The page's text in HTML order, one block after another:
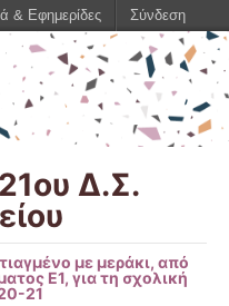
Δ.Σ.
με μεράκι, από
Ε1, για τη σχολική
21
& Εφημερίδες Σύνδεση